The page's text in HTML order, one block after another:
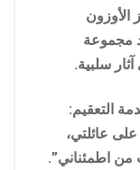
الأوزون
مجموعة
سلبية.
التعقيم:
على عائلتي،
من اطمئناني”.